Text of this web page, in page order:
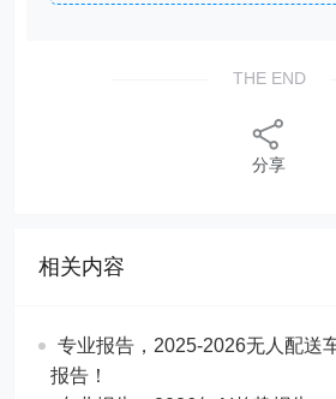
THE END
分享
相关内容
专业报告，2025-2026无人配送
报告！